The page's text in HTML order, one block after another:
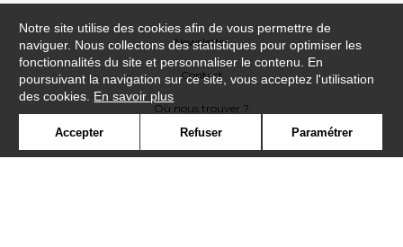
Newsletter
Contact
Où nous trouver ?
Notre site utilise des cookies afin de vous permettre de
naviguer. Nous collectons des statistiques pour optimiser les
fonctionnalités du site et personnaliser le contenu. En
poursuivant la navigation sur ce site, vous acceptez l'utilisation
des cookies. En savoir plus
Accepter Refuser Paramétrer